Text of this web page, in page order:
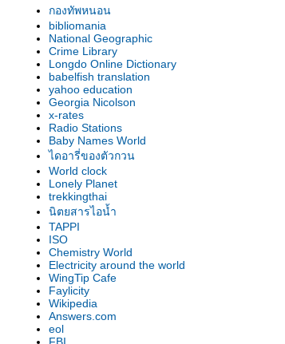
กองทัพหนอน
bibliomania
National Geographic
Crime Library
Longdo Online Dictionary
babelfish translation
yahoo education
Georgia Nicolson
x-rates
Radio Stations
Baby Names World
ไดอารี่ของตัวกวน
World clock
Lonely Planet
trekkingthai
นิตยสารไอน้ำ
TAPPI
ISO
Chemistry World
Electricity around the world
WingTip Cafe
Faylicity
Wikipedia
Answers.com
eol